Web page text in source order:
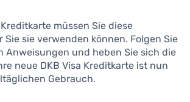
müssen Sie diese
Sie sie verwenden können. Folgen Sie
Anweisungen und heben Sie sich die
neue DKB Visa Kreditkarte ist nun
Gebrauch.